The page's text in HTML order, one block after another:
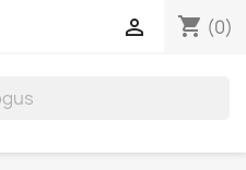
shopping_cart (0)
